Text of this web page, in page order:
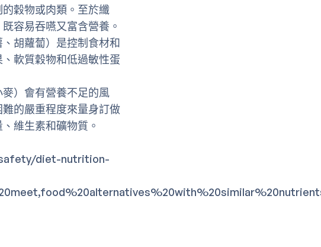
穀物或肉類。至於纖
容易吞嚥又富含營養。
胡蘿蔔）是控制食材和
軟質穀物和低過敏性蛋
）會有營養不足的風
的嚴重程度來量身訂做
維生素和礦物質。
diet-nutrition-